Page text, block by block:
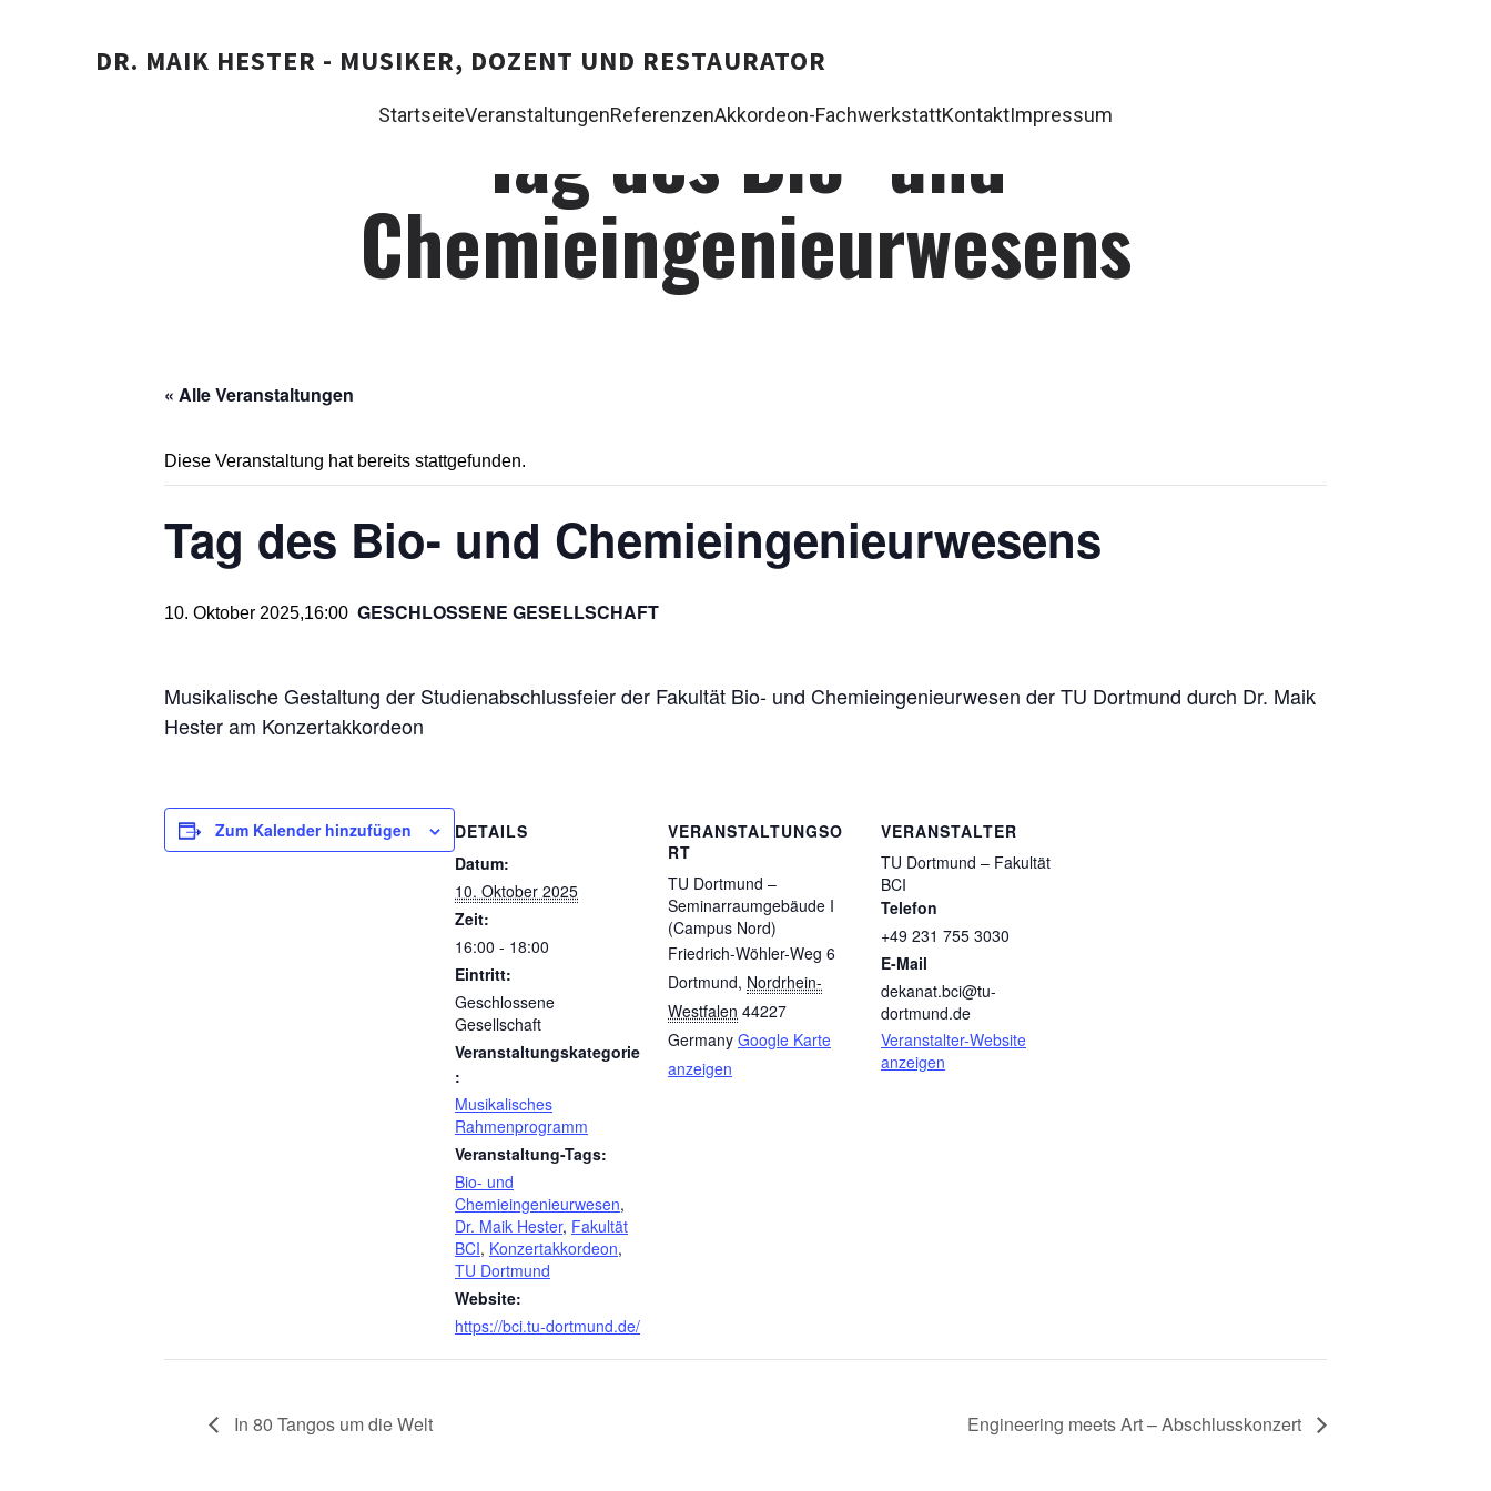
DR. MAIK HESTER - MUSIKER, DOZENT UND RESTAURATOR
StartseiteVeranstaltungenReferenzenAkkordeon-FachwerkstattKontaktImpressum
Tag des Bio- und
Chemieingenieurwesens
« Alle Veranstaltungen
Diese Veranstaltung hat bereits stattgefunden.
Tag des Bio- und Chemieingenieurwesens
10. Oktober 2025,16:00 GESCHLOSSENE GESELLSCHAFT
Musikalische Gestaltung der Studienabschlussfeier der Fakultät Bio- und Chemieingenieurwesen der TU Dortmund durch Dr. Maik
Hester am Konzertakkordeon
Zum Kalender hinzufügen
DETAILS
Datum:
10. Oktober 2025
Zeit:
16:00 - 18:00
Eintritt:
Geschlossene
Gesellschaft
Veranstaltungskategorie
:
Musikalisches
Rahmenprogramm
Veranstaltung-Tags:
Bio- und
Chemieingenieurwesen,
Dr. Maik Hester, Fakultät
BCI, Konzertakkordeon,
TU Dortmund
Website:
https://bci.tu-dortmund.de/
VERANSTALTUNGSO
RT
TU Dortmund –
Seminarraumgebäude I
(Campus Nord)
Friedrich-Wöhler-Weg 6
Dortmund, Nordrhein-
Westfalen 44227
Germany Google Karte
anzeigen
VERANSTALTER
TU Dortmund – Fakultät
BCI
Telefon
+49 231 755 3030
E-Mail
dekanat.bci@tu-
dortmund.de
Veranstalter-Website
anzeigen
In 80 Tangos um die Welt Engineering meets Art – Abschlusskonzert